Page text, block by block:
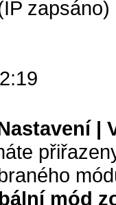
zapsáno)
|
mód